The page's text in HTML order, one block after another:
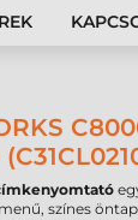
színes